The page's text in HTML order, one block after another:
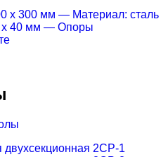
x 300 мм — Материал: сталь
40 мм — Опоры